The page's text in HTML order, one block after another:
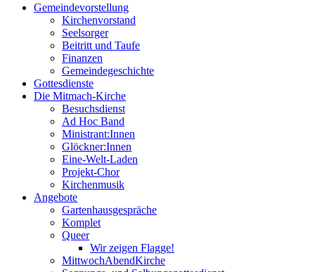
Gemeindevorstellung
Kirchenvorstand
Seelsorger
Beitritt und Taufe
Finanzen
Gemeindegeschichte
Gottesdienste
Die Mitmach-Kirche
Besuchsdienst
Ad Hoc Band
Ministrant:Innen
Glöckner:Innen
Eine-Welt-Laden
Projekt-Chor
Kirchenmusik
Angebote
Gartenhausgespräche
Komplet
Queer
Wir zeigen Flagge!
MittwochAbendKirche